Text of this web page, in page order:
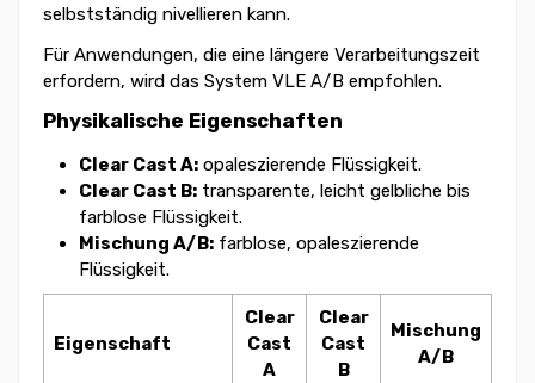
selbstständig nivellieren kann.
Für Anwendungen, die eine längere Verarbeitungszeit
erfordern, wird das System VLE A/B empfohlen.
Physikalische Eigenschaften
Clear Cast A: opaleszierende Flüssigkeit.
Clear Cast B: transparente, leicht gelbliche bis
farblose Flüssigkeit.
Mischung A/B: farblose, opaleszierende
Flüssigkeit.
Eigenschaft
Clear
Cast
A
Clear
Cast
B
Mischung
A/B